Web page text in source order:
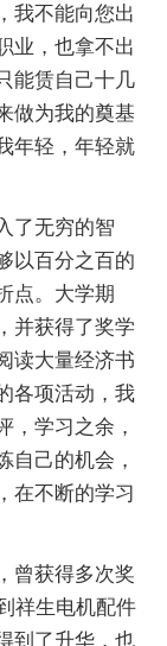
我不能向您出
业，也拿不出
能赁自己十几
做为我的奠基
年轻，年轻就
了无穷的智
以百分之百的
点。大学期
并获得了奖学
读大量经济书
各项活动，我
，学习之余，
自己的机会，
在不断的学习
获得多次奖
祥生电机配件
到了升华，也